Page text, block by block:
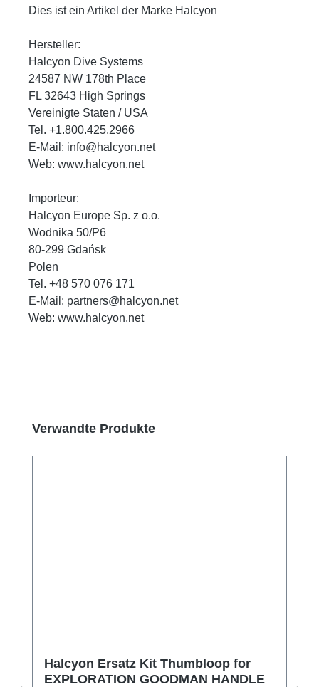
Dies ist ein Artikel der Marke Halcyon
Hersteller:
Halcyon Dive Systems
24587 NW 178th Place
FL 32643 High Springs
Vereinigte Staten / USA
Tel. +1.800.425.2966
E-Mail: info@halcyon.net
Web: www.halcyon.net
Importeur:
Halcyon Europe Sp. z o.o.
Wodnika 50/P6
80-299 Gdańsk
Polen
Tel. +48 570 076 171
E-Mail: partners@halcyon.net
Web: www.halcyon.net
Produktgalerie überspringen
Verwandte Produkte
Halcyon Ersatz Kit Thumbloop for
EXPLORATION GOODMAN HANDLE